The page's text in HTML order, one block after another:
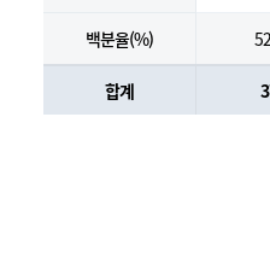
백분율(%)
합계